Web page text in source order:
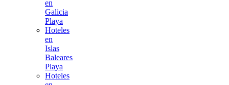
en
Galicia
Playa
Hoteles
en
Islas
Baleares
Playa
Hoteles